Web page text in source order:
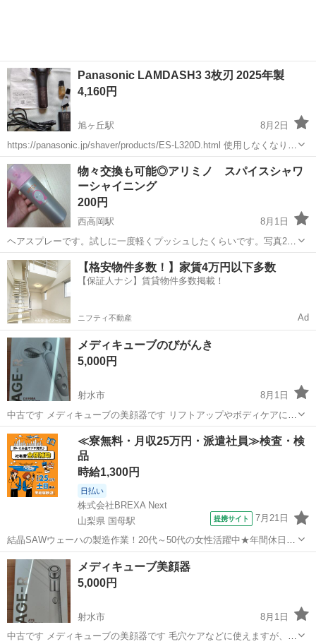
Panasonic LAMDASH3 3枚刃 2025年製
4,160円
旭ヶ丘駅
8月2日
https://panasonic.jp/shaver/products/ES-L320D.html 使用しなくなり出
品します。 クリーニング 稼働確認済みです。
富山 高岡市 旭ヶ丘駅 ヘアケア
物々交換も可能◎アリミノ スパイスシャワ
ーシャイニング
200円
西高岡駅
8月1日
ヘアスプレーです。試しに一度軽くプッシュしたくらいです。写真2枚
目の部分をひねると、ピンクのプッシュする所が上に上がってきま
す。それで押すことが出来るようになる仕組みになっています。なの
で通常は、プッシュできないようになって...
富山 高岡市 西高岡駅 ヘアケア アリミノ
【格安物件多数！】家賃4万円以下多数
【保証人ナシ】賃貸物件多数掲載！
ニフティ不動産 Ad
メディキューブのびがんき
5,000円
射水市
8月1日
中古です メディキューブの美顔器です リフトアップやボディケアに使
えて、 Cタイプで充電可能（付属ケーブル未使用です） 興味ある方は
ブランドサイトで詳細や使い方などご確認ください 希望者多数の場合
はまとめてほかのもを購入...
富山 射水市 マッサージ器 美顔器
≪寮無料・月収25万円・派遣社員≫検査・検
品
時給1,300円
日払い
株式会社BREXA Next
山梨県 国母駅
提携サイト 7月21日
結晶SAWウェーハの製造作業！20代～50代の女性活躍中★年間休日
120日＆土日祝休み！クリーンルーム内でのお仕事！日払い制度利用可
◎正社員登用制度あり！マイカー通勤可！《山梨県中巨摩郡昭和町》
人気の工場のお仕事 ◇結晶...
山梨 国母駅 その他
メディキューブ美顔器
5,000円
射水市
8月1日
中古です メディキューブの美顔器です 毛穴ケアなどに使えますが、割